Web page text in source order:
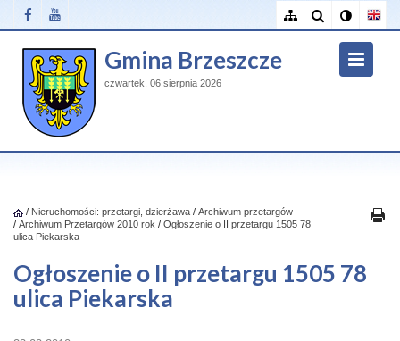
Gmina Brzeszcze
czwartek, 06 sierpnia 2026
/ Nieruchomości: przetargi, dzierżawa / Archiwum przetargów
/ Archiwum Przetargów 2010 rok / Ogłoszenie o II przetargu 1505 78
ulica Piekarska
Ogłoszenie o II przetargu 1505 78
ulica Piekarska